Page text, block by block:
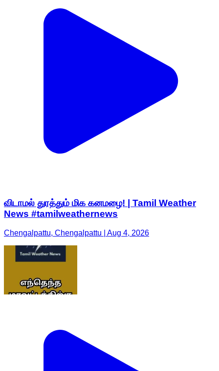
விடாமல் துரத்தும் மிக கனமழை! | Tamil Weather
News #tamilweathernews
Chengalpattu, Chengalpattu | Aug 4, 2026